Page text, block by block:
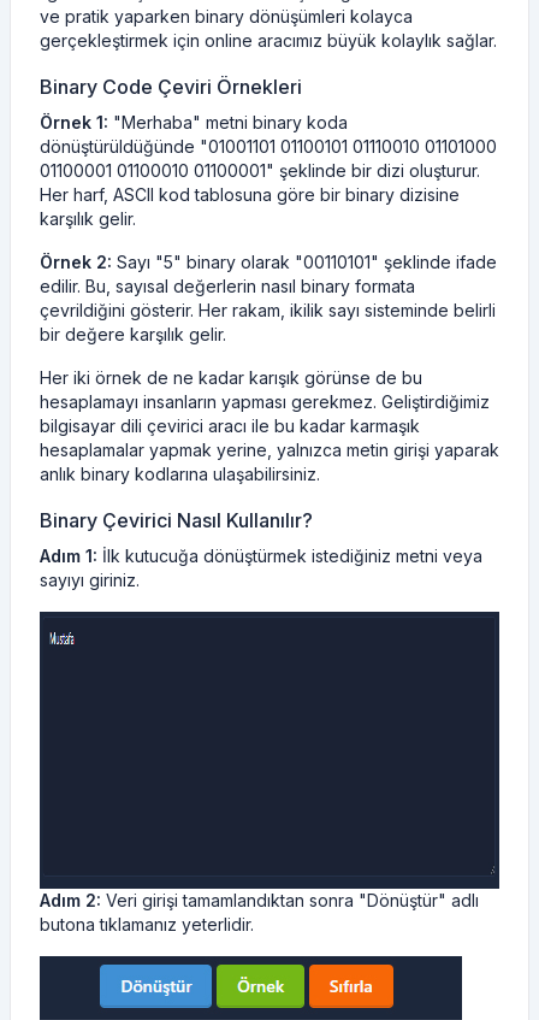
ve pratik yaparken binary dönüşümleri kolayca
gerçekleştirmek için online aracımız büyük kolaylık sağlar.
Binary Code Çeviri Örnekleri
Örnek 1: "Merhaba" metni binary koda
dönüştürüldüğünde "01001101 01100101 01110010 01101000
01100001 01100010 01100001" şeklinde bir dizi oluşturur.
Her harf, ASCII kod tablosuna göre bir binary dizisine
karşılık gelir.
Örnek 2: Sayı "5" binary olarak "00110101" şeklinde ifade
edilir. Bu, sayısal değerlerin nasıl binary formata
çevrildiğini gösterir. Her rakam, ikilik sayı sisteminde belirli
bir değere karşılık gelir.
Her iki örnek de ne kadar karışık görünse de bu
hesaplamayı insanların yapması gerekmez. Geliştirdiğimiz
bilgisayar dili çevirici aracı ile bu kadar karmaşık
hesaplamalar yapmak yerine, yalnızca metin girişi yaparak
anlık binary kodlarına ulaşabilirsiniz.
Binary Çevirici Nasıl Kullanılır?
Adım 1: İlk kutucuğa dönüştürmek istediğiniz metni veya
sayıyı giriniz.
Adım 2: Veri girişi tamamlandıktan sonra "Dönüştür" adlı
butona tıklamanız yeterlidir.